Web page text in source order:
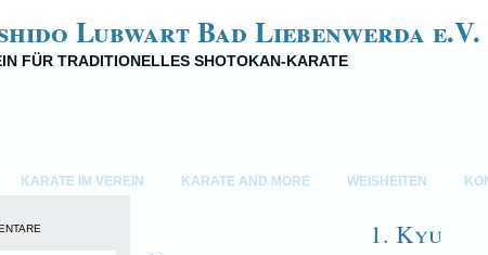
Lubwart Bad Liebenwerda e.V.
FÜR TRADITIONELLES SHOTOKAN-KARATE
KARATE IM VEREIN KARATE AND MORE WEISHEITEN
1. Kyu